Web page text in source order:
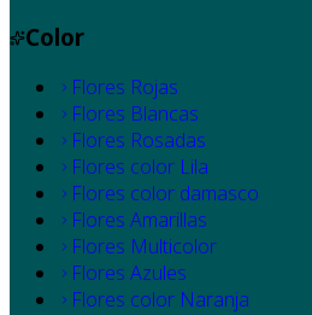
Color
Flores Rojas
Flores Blancas
Flores Rosadas
Flores color Lila
Flores color damasco
Flores Amarillas
Flores Multicolor
Flores Azules
Flores color Naranja